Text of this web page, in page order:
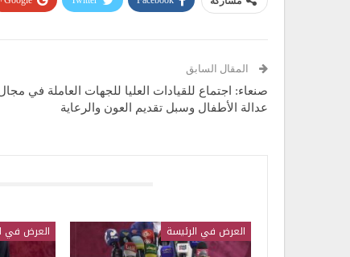
المقال السابق
صنعاء: اجتماع للقيادات العليا للجهات العاملة في
عدالة الأطفال وسبل تقديم العون والرعاية
العرض في الرئيسة العرض في